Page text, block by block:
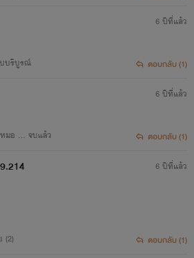
นี้ไม่ถือว่าเป็นงานอันมีลิขสิทธิ์ตามพระ
ะข้อเท็จจริงต่าง ๆ ที่มีลักษณะเป็นเพียง
แผนกวรรณคดี แผนกวิทยาศาสตร์ หรือ
ฎหมาย
บ ประกาศ คำสั่ง คำชี้แจง และหนังสือ
บริบูรณ์
6 ปีที่แล้ว
ตอบกลับ (1)
มอ ... จบแล้ว
6 ปีที่แล้ว
ตอบกลับ (1)
(2)
6 ปีที่แล้ว
ตอบกลับ (1)